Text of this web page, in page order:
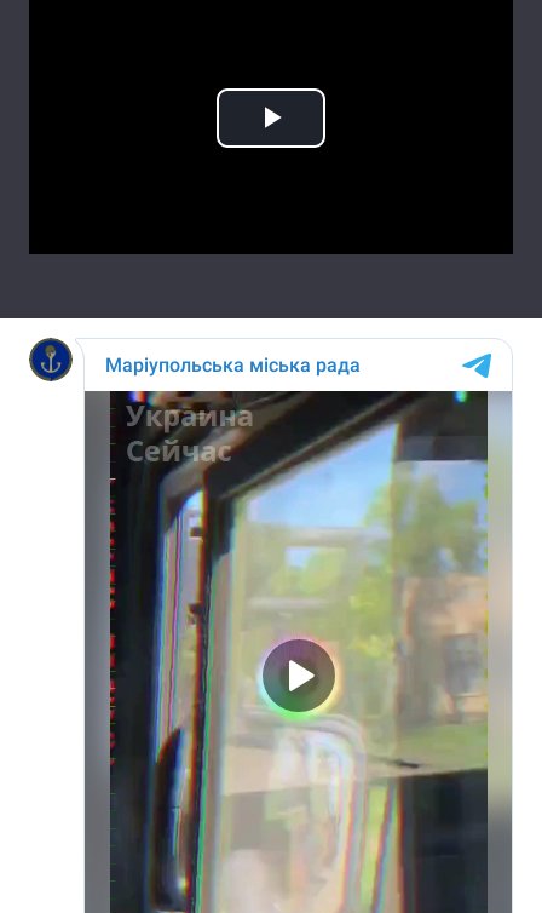
Тема оформлення
Play